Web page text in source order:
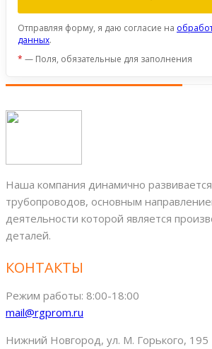
Отправляя форму, я даю согласие на
данных.
* — Поля, обязательные для заполнения
Наша компания динамично
трубопроводов, основным
деятельности которой является
деталей.
КОНТАКТЫ
Режим работы: 8:00-18:00
mail@rgprom.ru
Нижний Новгород, ул. М. Горького, 195